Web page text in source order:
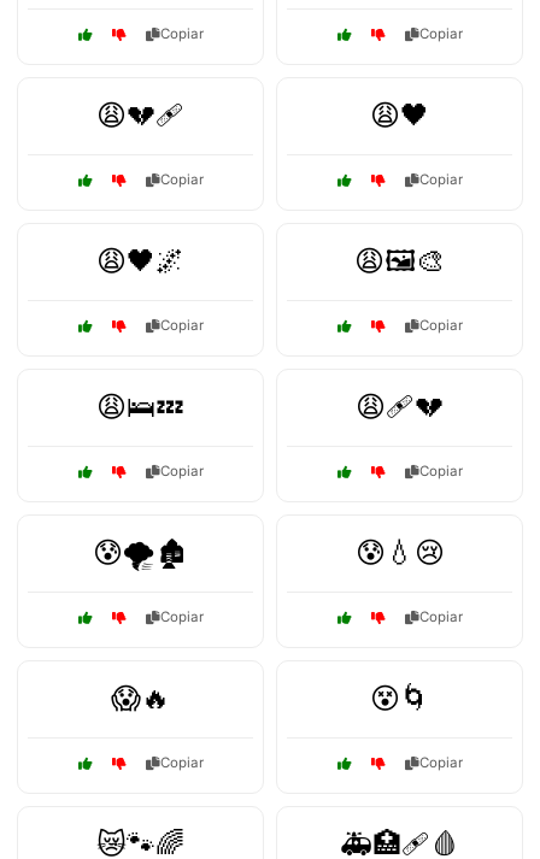
Copiar Copiar
😩💔🩹
Copiar
😩🖤
Copiar
😩🖤🌌
Copiar
😩🖼️🎨
Copiar
😩🛌💤
Copiar
😩🩹💔
Copiar
😰🌪️🏚️
Copiar
😰💧😢
Copiar
😱🔥
Copiar
😵🌀
Copiar
😿🐾🌈 🚑🏥🩹🩸